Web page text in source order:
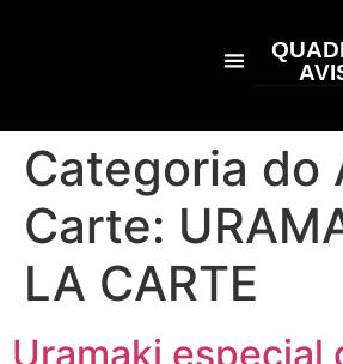
Categoria do
Carte:
LA CARTE
Uramaki especial